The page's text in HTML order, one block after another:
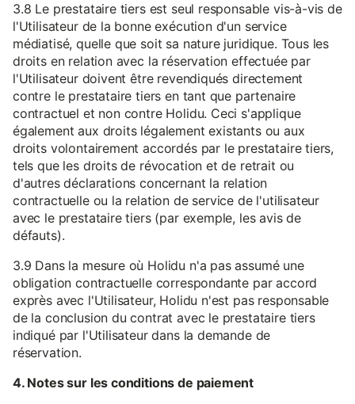
3.8 Le prestataire tiers est seul responsable vis-à-vis de
l'Utilisateur de la bonne exécution d'un service
médiatisé, quelle que soit sa nature juridique. Tous les
droits en relation avec la réservation effectuée par
l'Utilisateur doivent être revendiqués directement
contre le prestataire tiers en tant que partenaire
contractuel et non contre Holidu. Ceci s'applique
également aux droits légalement existants ou aux
droits volontairement accordés par le prestataire tiers,
tels que les droits de révocation et de retrait ou
d'autres déclarations concernant la relation
contractuelle ou la relation de service de l'utilisateur
avec le prestataire tiers (par exemple, les avis de
défauts).
3.9 Dans la mesure où Holidu n'a pas assumé une
obligation contractuelle correspondante par accord
exprès avec l'Utilisateur, Holidu n'est pas responsable
de la conclusion du contrat avec le prestataire tiers
indiqué par l'Utilisateur dans la demande de
réservation.
4. Notes sur les conditions de paiement